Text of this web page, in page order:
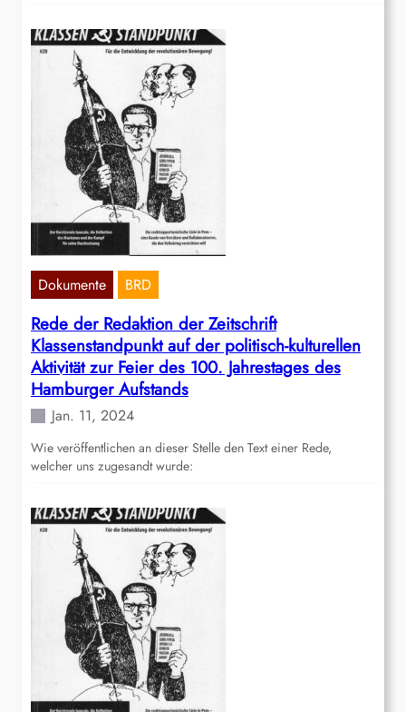
Dokumente BRD
Rede der Redaktion der Zeitschrift
Klassenstandpunkt auf der politisch-kulturellen
Aktivität zur Feier des 100. Jahrestages des
Hamburger Aufstands
Jan. 11, 2024
Wie veröffentlichen an dieser Stelle den Text einer Rede,
welcher uns zugesandt wurde: